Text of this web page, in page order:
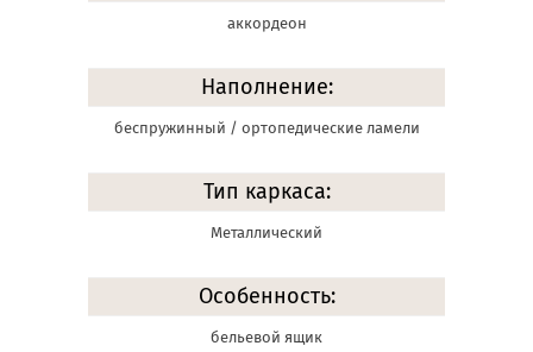
аккордеон
Наполнение:
беспружинный / ортопедические ламели
Тип каркаса:
Металлический
Особенность:
бельевой ящик